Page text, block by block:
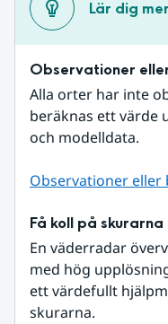
Lär dig mer
Observationer
Alla orter har inte
beräknas ett värde
och modelldata.
Observationer eller
Få koll på skurarna
En väderradar
med hög
ett värdefullt
skurarna.